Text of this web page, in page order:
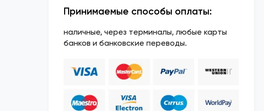
Принимаемые способы оплаты:
наличные, через терминалы, любые карты
банков и банковские переводы.